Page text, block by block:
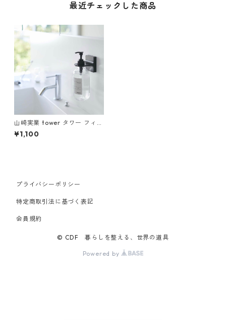
最近チェックした商品
山崎実業 tower タワー フィル
ムフック ディスペンサーホル
ダー ブラック
¥1,100
プライバシーポリシー
特定商取引法に基づく表記
会員規約
© CDF 暮らしを整える、世界の道具
Powered by